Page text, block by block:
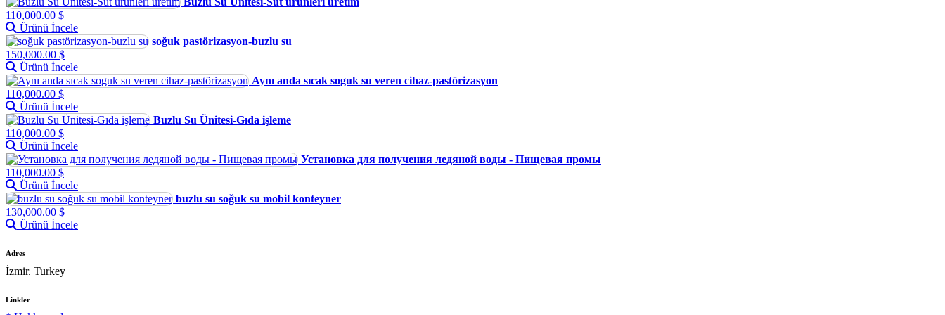
110,000.00 $
Ürünü İncele
soğuk pastörizasyon-buzlu su
150,000.00 $
Ürünü İncele
Aynı anda sıcak soguk su veren cihaz-pastörizasyon
110,000.00 $
Ürünü İncele
Buzlu Su Ünitesi-Gıda işleme
110,000.00 $
Ürünü İncele
Установка для получения ледяной воды - Пищевая промы
110,000.00 $
Ürünü İncele
buzlu su soğuk su mobil konteyner
130,000.00 $
Ürünü İncele
Adres
İzmir. Turkey
Linkler